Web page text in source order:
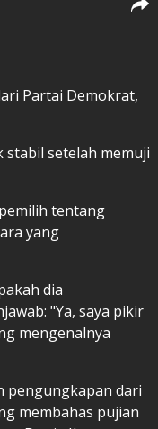
Partai Demokrat,
setelah memuji
tentang
yang
dia
"Ya, saya pikir
mengenalnya
pengungkapan dari
membahas pujian